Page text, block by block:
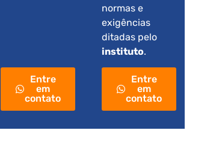
Entre
em
contato
normas e
exigências
ditadas pelo
instituto.
Entre
em
contato